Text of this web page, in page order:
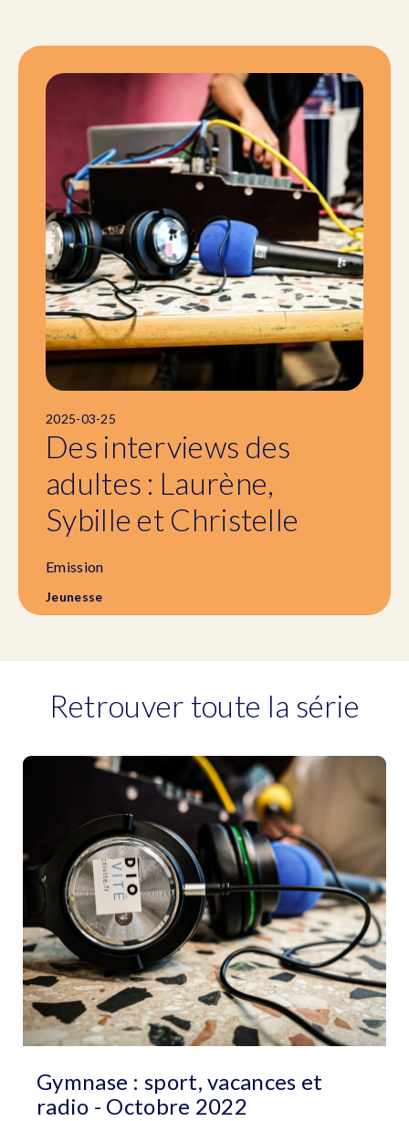
2025-03-25
Des interviews des
adultes : Laurène,
Sybille et Christelle
Emission
Jeunesse
Retrouver toute la série
Gymnase : sport, vacances et
radio - Octobre 2022